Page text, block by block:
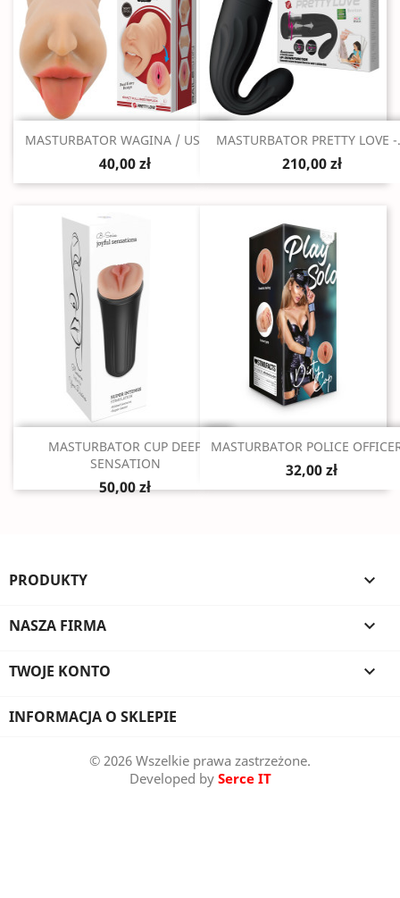
Szybki podgląd
MASTURBATOR WAGINA / USTA...
40,00 zł
Szybki podgląd
MASTURBATOR PRETTY LOVE
210,00 zł
Szybki podgląd
MASTURBATOR CUP DEEP
SENSATION
50,00 zł
Szybki podgląd
MASTURBATOR POLICE
32,00 zł
PRODUKTY 
NASZA FIRMA 
TWOJE KONTO 
INFORMACJA O SKLEPIE
© 2026 Wszelkie prawa zastrzeżone.
Developed by Serce IT